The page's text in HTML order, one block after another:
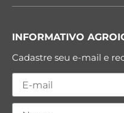
INFORMATIVO
Cadastre seu e-mail e